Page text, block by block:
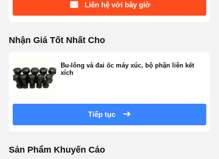
Liên hệ với bây giờ
Nhận Giá Tốt Nhất Cho
Bu-lông và đai ốc máy xúc, bộ phận liên kết
xích
Tiếp tục
Sản Phẩm Khuyến Cáo